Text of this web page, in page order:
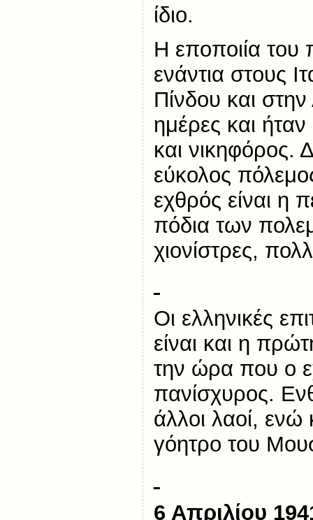
ίδιο.
Η εποποιία
ενάντια στους
Πίνδου και
ημέρες και
και νικηφόρος.
εύκολος
εχθρός είναι η
πόδια των
χιονίστρες,
Οι ελληνικές
είναι και η
την ώρα που ο
πανίσχυρος.
άλλοι λαοί, ενώ
γόητρο του
6 Απριλίου